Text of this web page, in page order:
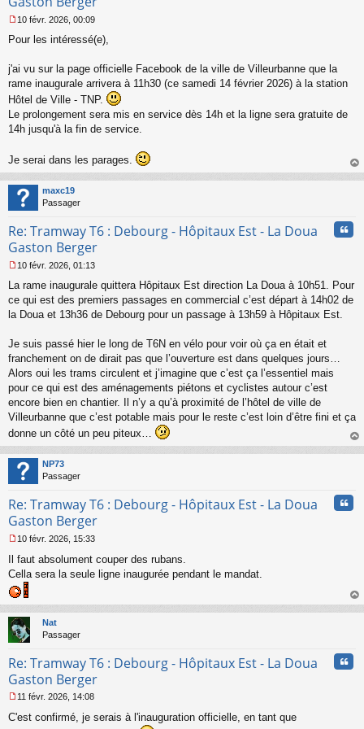
e
s
g
e
n
o
u
10 févr. 2026, 00:09
Pour les intéressé(e),
j'ai vu sur la page officielle Facebook de la ville de Villeurbanne que la
rame inaugurale arrivera à 11h30 (ce samedi 14 février 2026) à la station
Hôtel de Ville - TNP.
Le prolongement sera mis en service dès 14h et la ligne sera gratuite de
14h jusqu'à la fin de service.
Je serai dans les parages.
au
maxc19
Passager
Re: Tramway T6 : Debourg - Hôpitaux Est - La Doua
Gaston Berger
e
s
s
e
n
o
n
u
10 févr. 2026, 01:13
La rame inaugurale quittera Hôpitaux Est direction La Doua à 10h51. Pour
ce qui est des premiers passages en commercial c’est départ à 14h02 de
la Doua et 13h36 de Debourg pour un passage à 13h59 à Hôpitaux Est.
Je suis passé hier le long de T6N en vélo pour voir où ça en était et
franchement on de dirait pas que l’ouverture est dans quelques jours…
Alors oui les trams circulent et j’imagine que c’est ça l’essentiel mais
pour ce qui est des aménagements piétons et cyclistes autour c’est
encore bien en chantier. Il n’y a qu’à proximité de l’hôtel de ville de
Villeurbanne que c’est potable mais pour le reste c’est loin d’être fini et ça
donne un côté un peu piteux…
au
NP73
Passager
Re: Tramway T6 : Debourg - Hôpitaux Est - La Doua
Gaston Berger
e
s
a
e
n
o
l
u
10 févr. 2026, 15:33
Il faut absolument couper des rubans.
Cella sera la seule ligne inaugurée pendant le mandat.
au
Nat
Passager
Re: Tramway T6 : Debourg - Hôpitaux Est - La Doua
Gaston Berger
e
11 févr. 2026, 14:08
C'est confirmé, je serais à l'inauguration officielle, en tant que